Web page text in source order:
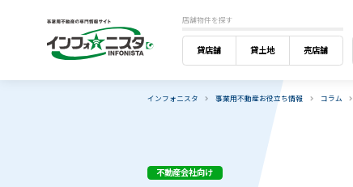
店舗物件を探す
貸店舗 貸土地 売店舗
インフォニスタ 事業用不動産お役立ち情報 コラム
不動産会社向け